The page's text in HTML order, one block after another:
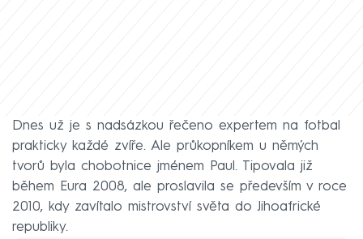
Dnes už je s nadsázkou řečeno expertem na fotbal
prakticky každé zvíře. Ale průkopníkem u němých
tvorů byla chobotnice jménem Paul. Tipovala již
během Eura 2008, ale proslavila se především v roce
2010, kdy zavítalo mistrovství světa do Jihoafrické
republiky.